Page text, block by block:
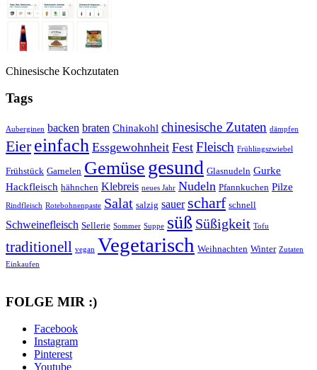
Chinesische Kochzutaten
Tags
Auberginen backen braten Chinakohl chinesische Zutaten dämpfen
Eier einfach Essgewohnheit Fest Fleisch Frühlingszwiebel
Frühstück Garnelen Gemüse gesund Glasnudeln Gurke
Hackfleisch hähnchen Klebreis neues Jahr Nudeln Pfannkuchen Pilze
Rindfleisch Rotebohnenpaste Salat salzig sauer scharf schnell
Schweinefleisch Sellerie Sommer Suppe süß Süßigkeit Tofu
traditionell vegan Vegetarisch Weihnachten Winter Zutaten
Einkaufen
FOLGE MIR :)
Facebook
Instagram
Pinterest
Youtube